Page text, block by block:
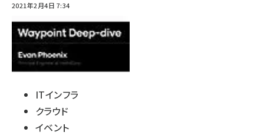
2021年2月4日 7:34
ITインフラ
クラウド
イベント